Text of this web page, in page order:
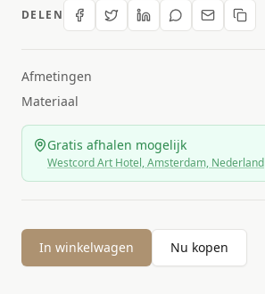
DELEN
Afmetingen
Materiaal
Gratis afhalen mogelijk
Westcord Art Hotel, Amsterdam, Nederland
In winkelwagen Nu kopen